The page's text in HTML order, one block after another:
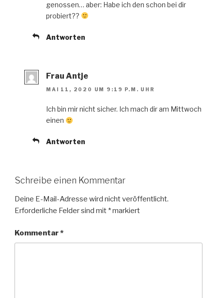
genossen… aber: Habe ich den schon bei dir
probiert??
Antworten
Frau Antje
MAI 11, 2020 UM 9:19 P.M. UHR
Ich bin mir nicht sicher. Ich mach dir am Mittwoch
einen
Antworten
Schreibe einen Kommentar
Deine E-Mail-Adresse wird nicht veröffentlicht.
Erforderliche Felder sind mit *markiert
Kommentar*